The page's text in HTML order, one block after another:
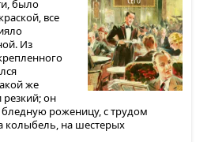
было
все
Из
же
он
роженицу, с трудом
на шестерых